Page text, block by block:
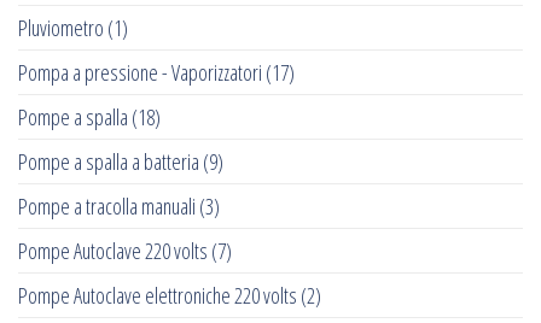
Pluviometro (1)
Pompa a pressione - Vaporizzatori (17)
Pompe a spalla (18)
Pompe a spalla a batteria (9)
Pompe a tracolla manuali (3)
Pompe Autoclave 220 volts (7)
Pompe Autoclave elettroniche 220 volts (2)